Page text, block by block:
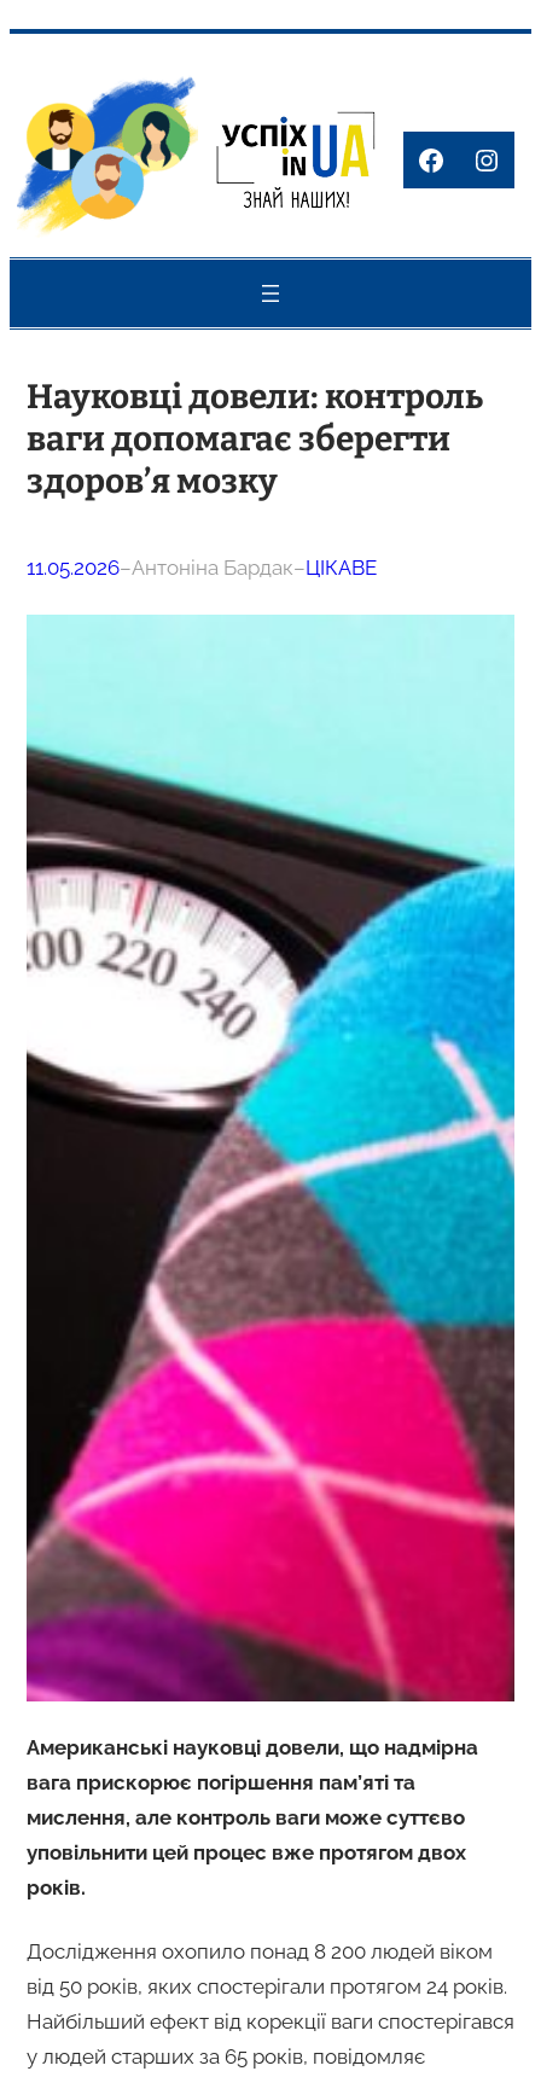
вмісту
Науковці довели: контроль
ваги допомагає зберегти
здоров’я мозку
11.05.2026–Антоніна Бардак–ЦІКАВЕ
Американські науковці довели, що надмірна
вага прискорює погіршення пам’яті та
мислення, але контроль ваги може суттєво
уповільнити цей процес вже протягом двох
років.
Дослідження охопило понад 8 200 людей віком
від 50 років, яких спостерігали протягом 24 років.
Найбільший ефект від корекції ваги спостерігався
у людей старших за 65 років, повідомляє